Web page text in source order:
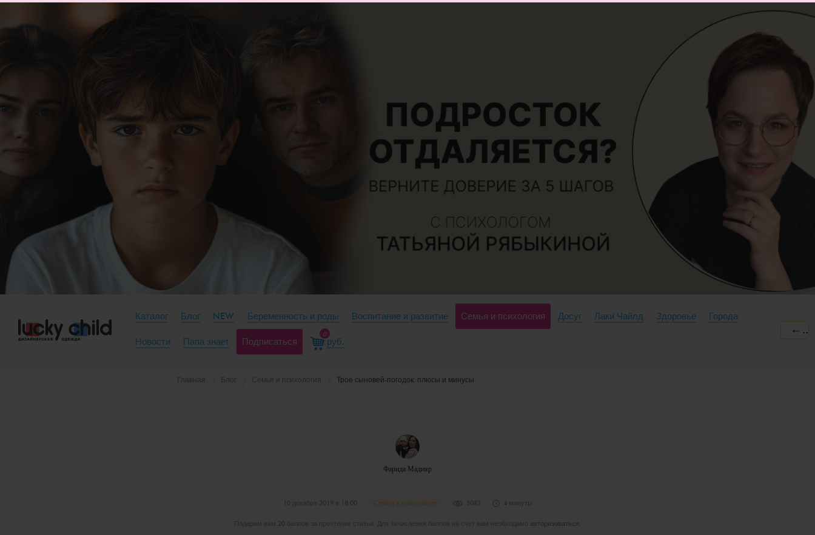
Каталог Блог NEW Беременность и роды Воспитание и развитие Семья и психология Досуг Лаки Чайлд Здоровье Города
Новости Папа знает Подписаться
0
руб.
←
Главная Блог Семья и психология Трое сыновей-погодок: плюсы и минусы
Фарида Мадияр
10 декабря 2019 в 18:00 Семья и психология 5082 4 минуты
Подарим вам 20 баллов за прочтение статьи. Для зачисления баллов на счет вам необходимо авторизоваться